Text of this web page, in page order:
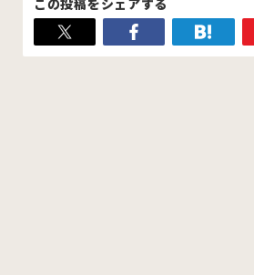
この投稿をシェアする